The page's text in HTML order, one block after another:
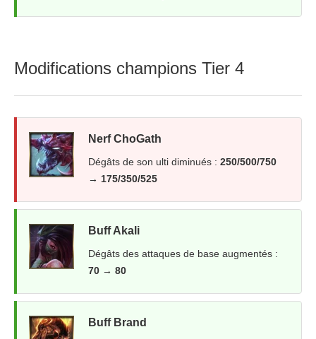
Modifications champions Tier 4
Nerf ChoGath
Dégâts de son ulti diminués : 250/500/750
→ 175/350/525
Buff Akali
Dégâts des attaques de base augmentés :
70 → 80
Buff Brand